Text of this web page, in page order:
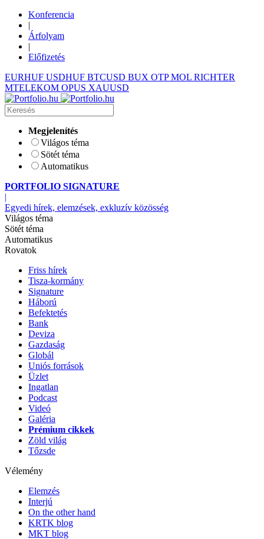
Konferencia
|
Árfolyam
|
Előfizetés
EURHUF USDHUF BTCUSD BUX OTP MOL RICHTER
MTELEKOM OPUS XAUUSD
Megjelenítés
Világos téma
Sötét téma
Automatikus
PORTFOLIO SIGNATURE
|
Egyedi hírek, elemzések, exkluzív közösség
Világos téma
Sötét téma
Automatikus
Rovatok
Friss hírek
Tisza-kormány
Signature
Háború
Befektetés
Bank
Deviza
Gazdaság
Globál
Uniós források
Üzlet
Ingatlan
Podcast
Videó
Galéria
Prémium cikkek
Zöld világ
Tőzsde
Vélemény
Elemzés
Interjú
On the other hand
KRTK blog
MKT blog